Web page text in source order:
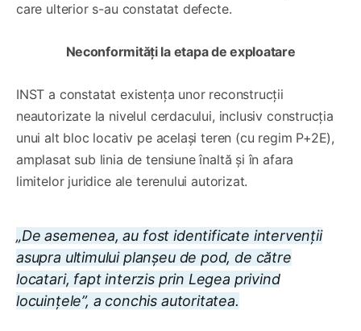
care ulterior s-au constatat defecte.
Neconformități la etapa de exploatare
INST a constatat existența unor reconstrucții
neautorizate la nivelul cerdacului, inclusiv construcția
unui alt bloc locativ pe același teren (cu regim P+2E),
amplasat sub linia de tensiune înaltă și în afara
limitelor juridice ale terenului autorizat.
„De asemenea, au fost identificate intervenții
asupra ultimului planșeu de pod, de către
locatari, fapt interzis prin Legea privind
locuințele”, a conchis autoritatea.